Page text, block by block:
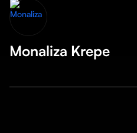
Monaliza Krepe